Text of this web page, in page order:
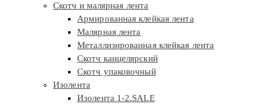
Скотч и малярная лента
Армированная клейкая лента
Малярная лента
Металлизированная клейкая лента
Скотч канцелярский
Скотч упаковочный
Изолента
Изолента 1-2.SALE